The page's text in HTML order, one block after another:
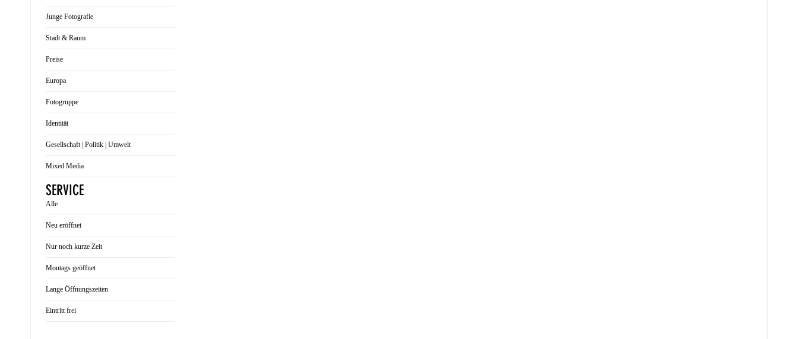
Junge Fotografie
Stadt & Raum
Preise
Europa
Fotogruppe
Identität
Gesellschaft | Politik | Umwelt
Mixed Media
SERVICE
Alle
Neu eröffnet
Nur noch kurze Zeit
Montags geöffnet
Lange Öffnungszeiten
Eintritt frei